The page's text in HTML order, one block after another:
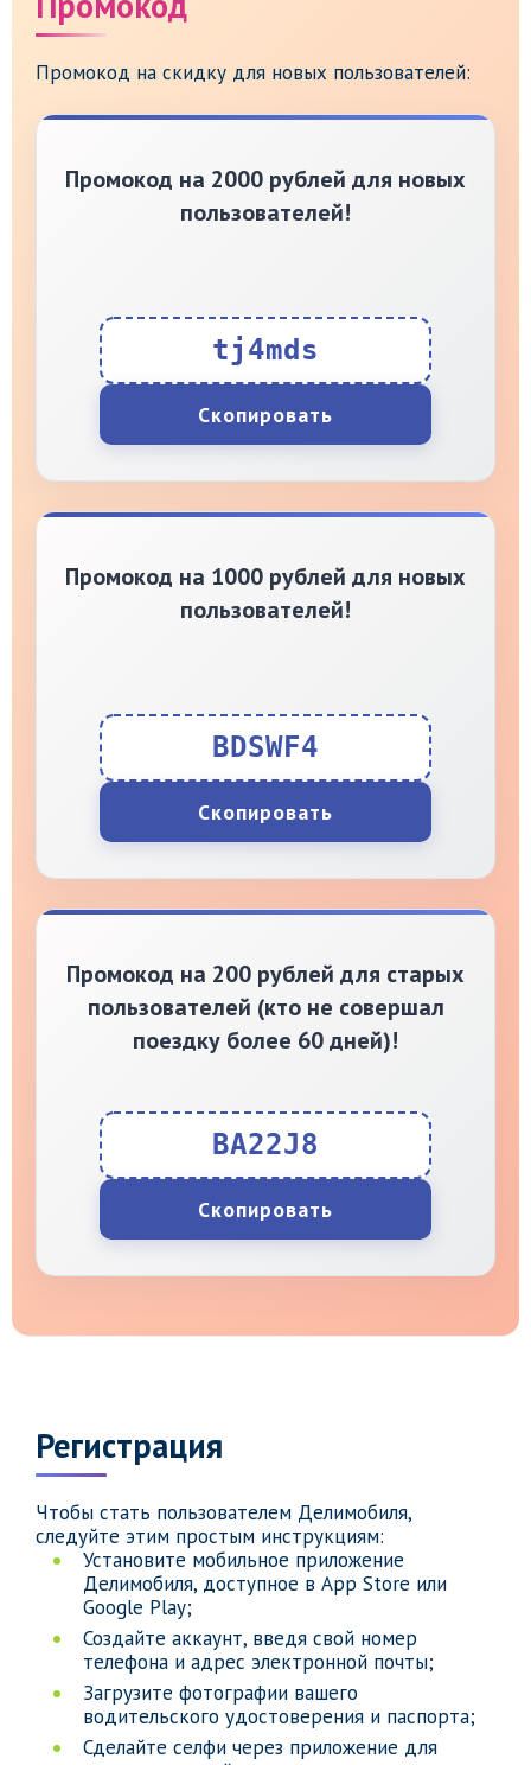
Промокод на скидку для новых пользователей:
Промокод на 2000 рублей для новых
пользователей!
tj4mds
Скопировать
Промокод на 1000 рублей для новых
пользователей!
BDSWF4
Скопировать
Промокод на 200 рублей для старых
пользователей (кто не совершал
поездку более 60 дней)!
BA22J8
Скопировать
Регистрация
Чтобы стать пользователем Делимобиля,
следуйте этим простым инструкциям:
Установите мобильное приложение
Делимобиля, доступное в App Store или
Google Play;
Создайте аккаунт, введя свой номер
телефона и адрес электронной почты;
Загрузите фотографии вашего
водительского удостоверения и паспорта;
Сделайте селфи через приложение для